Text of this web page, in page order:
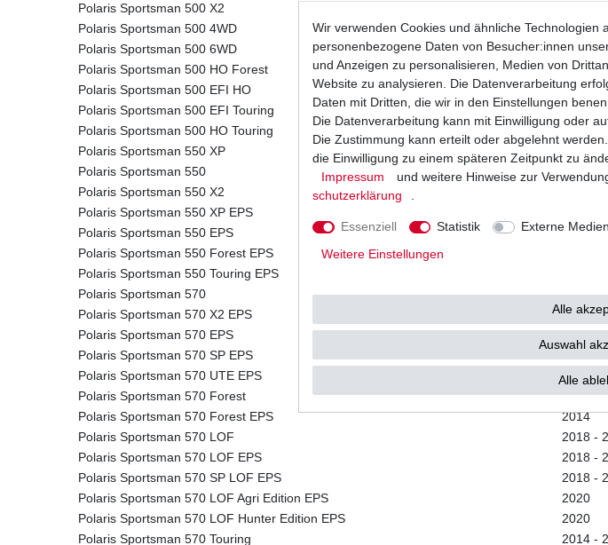
Polaris Sportsman 500 X2
Polaris Sportsman 500 4WD
1996 -
Polaris Sportsman 500 6WD
2001 -
Polaris Sportsman 500 HO Forest
2011 -
Polaris Sportsman 500 EFI HO
2006 -
Polaris Sportsman 500 EFI Touring
2008 -
Polaris Sportsman 500 HO Touring
2010 -
Polaris Sportsman 550 XP
2009
Polaris Sportsman 550
2010 -
Polaris Sportsman 550 X2
Polaris Sportsman 550 XP EPS
Polaris Sportsman 550 EPS
2010 -
Polaris Sportsman 550 Forest EPS
Polaris Sportsman 550 Touring EPS
Polaris Sportsman 570
2015 -
Polaris Sportsman 570 X2 EPS
2015
Polaris Sportsman 570 EPS
2015 -
Polaris Sportsman 570 SP EPS
2015 -
Polaris Sportsman 570 UTE EPS
2016
Polaris Sportsman 570 Forest
2014
Polaris Sportsman 570 Forest EPS
2014
Polaris Sportsman 570 LOF
2018 -
Polaris Sportsman 570 LOF EPS
2018 -
Polaris Sportsman 570 SP LOF EPS
2018 -
Polaris Sportsman 570 LOF Agri Edition EPS
2020
Polaris Sportsman 570 LOF Hunter Edition EPS
2020
Polaris Sportsman 570 Touring
2014 -
Wir verwenden Cookies und ähnliche Technologien
personenbezogene Daten von Besucher:innen
und Anzeigen zu personalisieren, Medien von
Website zu analysieren. Die Datenverarbeitung
Daten mit Dritten, die wir in den Einstellungen
Die Datenverarbeitung kann mit Einwilligung oder
Die Zustimmung kann erteilt oder abgelehnt
die Einwilligung zu einem späteren Zeitpunkt zu
Impressum
und weitere Hinweise zur
schutz­erklärung
Essenziell Statistik Externe Medien
Weitere Einstellungen
Alle
Auswahl
Alle